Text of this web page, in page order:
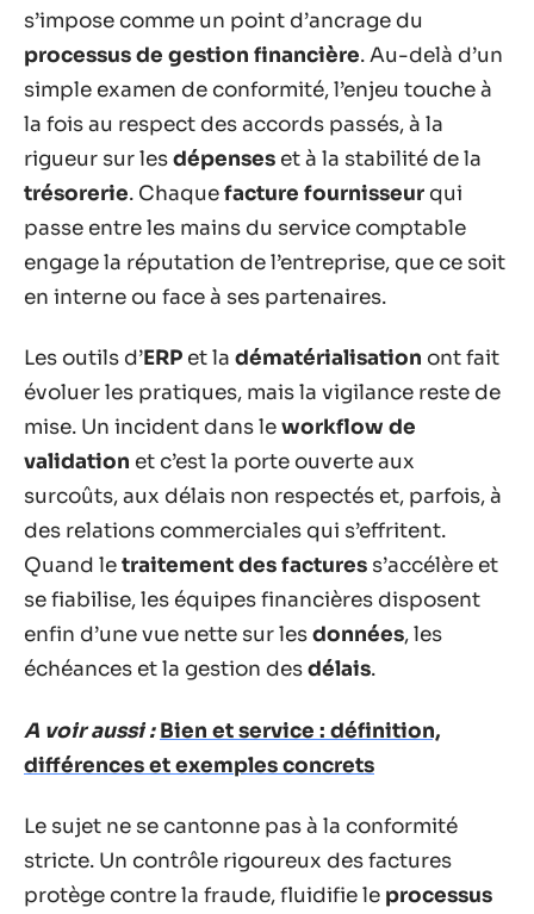
s’impose comme un point d’ancrage du
processus de gestion financière. Au-delà d’un
simple examen de conformité, l’enjeu touche à
la fois au respect des accords passés, à la
rigueur sur lesdépenses et à la stabilité de la
trésorerie. Chaquefacture fournisseur qui
passe entre les mains du service comptable
engage la réputation de l’entreprise, que ce soit
en interne ou face à ses partenaires.
Les outils d’ERP et la dématérialisation ont fait
évoluer les pratiques, mais la vigilance reste de
mise. Un incident dans leworkflow de
validation et c’est la porte ouverte aux
surcoûts, aux délais non respectés et, parfois, à
des relations commerciales qui s’effritent.
Quand letraitement des factures s’accélère et
se fiabilise, les équipes financières disposent
enfin d’une vue nette sur lesdonnées, les
échéances et la gestion desdélais.
A voir aussi : Bien et service : définition,
différences et exemples concrets
Le sujet ne se cantonne pas à la conformité
stricte. Un contrôle rigoureux des factures
protège contre la fraude, fluidifie le processus